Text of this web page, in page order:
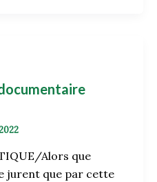
Alors que
jurent que par cette